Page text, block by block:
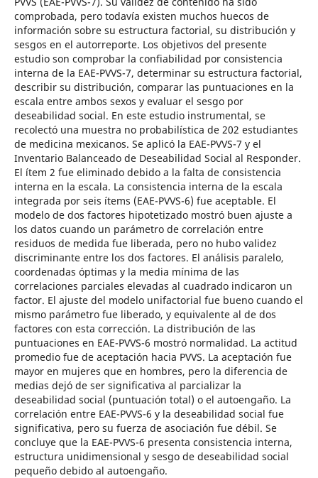
comprobada, pero todavía existen muchos huecos de
información sobre su estructura factorial, su distribución y
sesgos en el autorreporte. Los objetivos del presente
estudio son comprobar la confiabilidad por consistencia
interna de la EAE-PVVS-7, determinar su estructura factorial,
describir su distribución, comparar las puntuaciones en la
escala entre ambos sexos y evaluar el sesgo por
deseabilidad social. En este estudio instrumental, se
recolectó una muestra no probabilística de 202 estudiantes
de medicina mexicanos. Se aplicó la EAE-PVVS-7 y el
Inventario Balanceado de Deseabilidad Social al Responder.
El ítem 2 fue eliminado debido a la falta de consistencia
interna en la escala. La consistencia interna de la escala
integrada por seis ítems (EAE-PVVS-6) fue aceptable. El
modelo de dos factores hipotetizado mostró buen ajuste a
los datos cuando un parámetro de correlación entre
residuos de medida fue liberada, pero no hubo validez
discriminante entre los dos factores. El análisis paralelo,
coordenadas óptimas y la media mínima de las
correlaciones parciales elevadas al cuadrado indicaron un
factor. El ajuste del modelo unifactorial fue bueno cuando el
mismo parámetro fue liberado, y equivalente al de dos
factores con esta corrección. La distribución de las
puntuaciones en EAE-PVVS-6 mostró normalidad. La actitud
promedio fue de aceptación hacia PVVS. La aceptación fue
mayor en mujeres que en hombres, pero la diferencia de
medias dejó de ser significativa al parcializar la
deseabilidad social (puntuación total) o el autoengaño. La
correlación entre EAE-PVVS-6 y la deseabilidad social fue
significativa, pero su fuerza de asociación fue débil. Se
concluye que la EAE-PVVS-6 presenta consistencia interna,
estructura unidimensional y sesgo de deseabilidad social
pequeño debido al autoengaño.